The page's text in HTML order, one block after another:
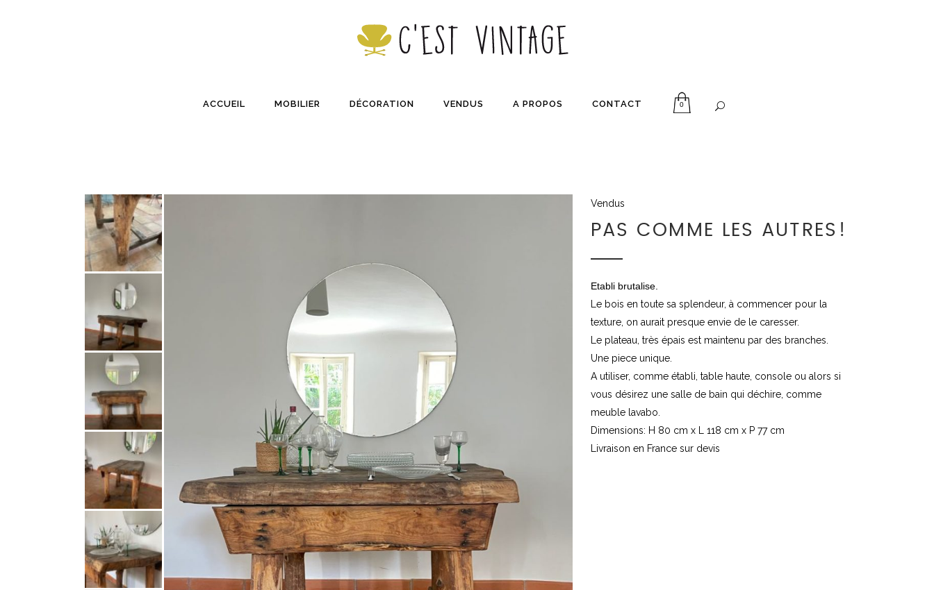
ACCUEIL MOBILIER DÉCORATION VENDUS A PROPOS CONTACT 0
Vendus
PAS COMME LES AUTRES!
Etabli brutalise.
Le bois en toute sa splendeur, à commencer pour la
texture, on aurait presque envie de le caresser.
Le plateau, très épais est maintenu par des branches.
Une piece unique.
A utiliser, comme établi, table haute, console ou alors si
vous désirez une salle de bain qui déchire, comme
meuble lavabo.
Dimensions: H 80 cm x L 118 cm x P 77 cm
Livraison en France sur devis